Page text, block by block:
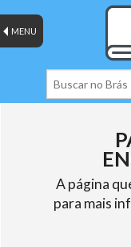
MENU
A página
para mais